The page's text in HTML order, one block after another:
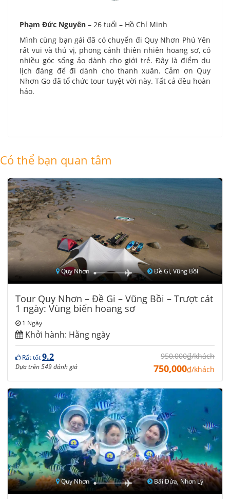
Phạm Đức Nguyên – 26 tuổi – Hồ Chí Minh
Mình cùng bạn gái đã có chuyến đi Quy Nhơn Phú Yên
rất vui và thú vị, phong cảnh thiên nhiên hoang sơ, có
nhiều góc sống ảo dành cho giới trẻ. Đây là điểm du
lịch đáng để đi dành cho thanh xuân. Cảm ơn Quy
Nhơn Go đã tổ chức tour tuyệt vời này. Tất cả đều hoàn
hảo.
Có thể bạn quan tâm
Quy Nhơn Đề Gi, Vũng Bồi
Tour Quy Nhơn – Đề Gi – Vũng Bồi – Trượt cát
1 ngày: Vùng biển hoang sơ
1 Ngày
Khởi hành: Hằng ngày
Rất tốt9.2
Dựa trên 549 đánh giá
950,000₫/khách
750,000₫/khách
Quy Nhơn Bãi Dứa, Nhơn Lý